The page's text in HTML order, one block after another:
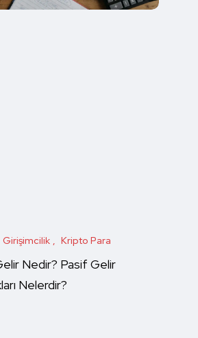
Girişimcilik Kripto Para
Nedir? Pasif Gelir
Nelerdir?